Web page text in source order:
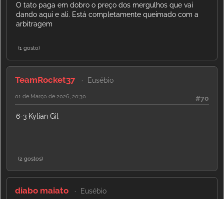
O tato paga em dobro o preço dos mergulhos que vai
dando aqui e ali. Está completamente queimado com a
arbitragem
(1 gosto)
TeamRocket37 Eusébio
#70
01 de Março de 2026, 20:30
6-3 Kylian Gil
(2 gostos)
diabo maiato Eusébio